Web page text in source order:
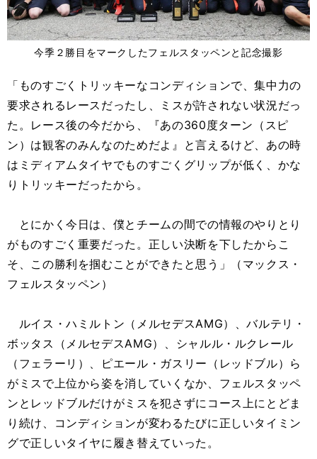
今季２勝目をマークしたフェルスタッペンと記念撮影
「ものすごくトリッキーなコンディションで、集中力の
要求されるレースだったし、ミスが許されない状況だっ
た。レース後の今だから、『あの360度ターン（スピ
ン）は観客のみんなのためだよ』と言えるけど、あの時
はミディアムタイヤでものすごくグリップが低く、かな
りトリッキーだったから。
とにかく今日は、僕とチームの間での情報のやりとり
がものすごく重要だった。正しい決断を下したからこ
そ、この勝利を掴むことができたと思う」（マックス・
フェルスタッペン）
ルイス・ハミルトン（メルセデスAMG）、バルテリ・
ボッタス（メルセデスAMG）、シャルル・ルクレール
（フェラーリ）、ピエール・ガスリー（レッドブル）ら
がミスで上位から姿を消していくなか、フェルスタッペ
ンとレッドブルだけがミスを犯さずにコース上にとどま
り続け、コンディションが変わるたびに正しいタイミン
グで正しいタイヤに履き替えていった。